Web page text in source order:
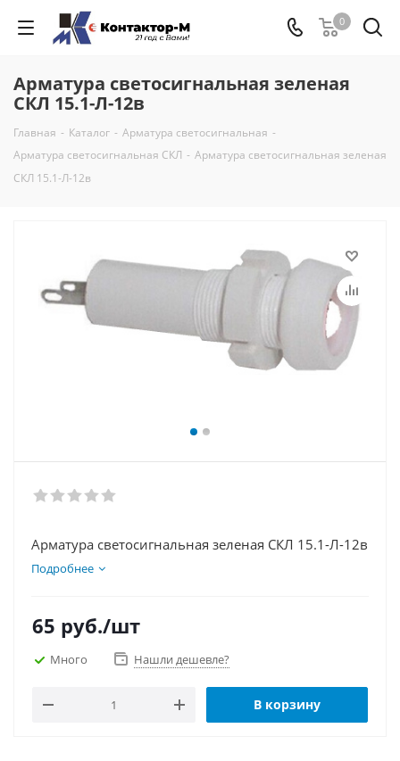
0
Арматура светосигнальная зеленая
СКЛ 15.1-Л-12в
Главная - Каталог - Арматура светосигнальная -
Арматура светосигнальная СКЛ - Арматура светосигнальная зеленая
СКЛ 15.1-Л-12в
Арматура светосигнальная зеленая СКЛ 15.1-Л-12в
Подробнее
65 руб./шт
Много Нашли дешевле?
В корзину